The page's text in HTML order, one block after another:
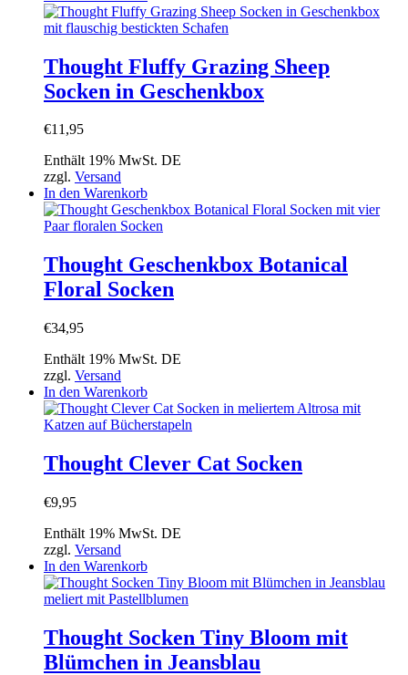
Thought Fluffy Grazing Sheep
Socken in Geschenkbox
€11,95
Enthält 19% MwSt. DE
zzgl. Versand
In den Warenkorb
Thought Geschenkbox Botanical
Floral Socken
€34,95
Enthält 19% MwSt. DE
zzgl. Versand
In den Warenkorb
Thought Clever Cat Socken
€9,95
Enthält 19% MwSt. DE
zzgl. Versand
In den Warenkorb
Thought Socken Tiny Bloom mit
Blümchen in Jeansblau